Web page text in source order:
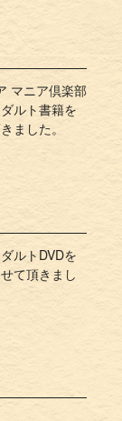
マニア倶楽部
ルト書籍を
ました。
ルトDVDを
て頂きまし